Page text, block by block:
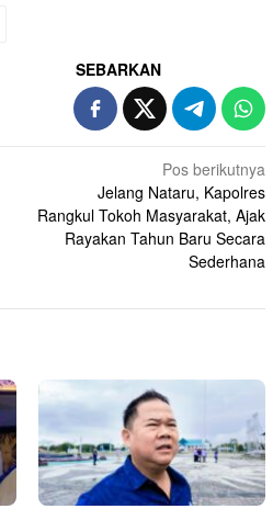
SEBARKAN
Pos berikutnya
Jelang Nataru, Kapolres
Rangkul Tokoh Masyarakat, Ajak
Rayakan Tahun Baru Secara
Sederhana